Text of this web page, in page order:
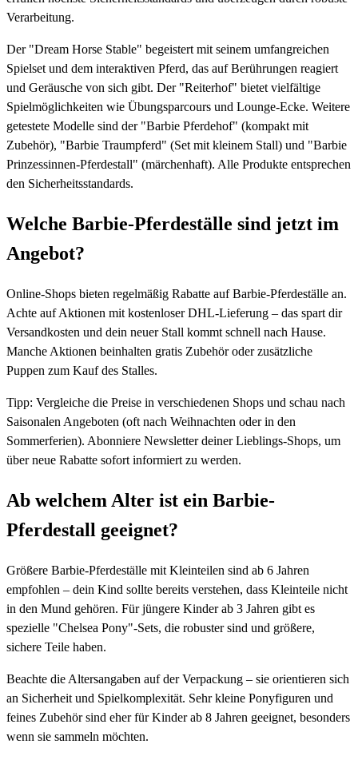
Verarbeitung.
Der "Dream Horse Stable" begeistert mit seinem umfangreichen
Spielset und dem interaktiven Pferd, das auf Berührungen reagiert
und Geräusche von sich gibt. Der "Reiterhof" bietet vielfältige
Spielmöglichkeiten wie Übungsparcours und Lounge-Ecke. Weitere
getestete Modelle sind der "Barbie Pferdehof" (kompakt mit
Zubehör), "Barbie Traumpferd" (Set mit kleinem Stall) und "Barbie
Prinzessinnen-Pferdestall" (märchenhaft). Alle Produkte entsprechen
den Sicherheitsstandards.
Welche Barbie-Pferdeställe sind jetzt im
Angebot?
Online-Shops bieten regelmäßig Rabatte auf Barbie-Pferdeställe an.
Achte auf Aktionen mit kostenloser DHL-Lieferung – das spart dir
Versandkosten und dein neuer Stall kommt schnell nach Hause.
Manche Aktionen beinhalten gratis Zubehör oder zusätzliche
Puppen zum Kauf des Stalles.
Tipp: Vergleiche die Preise in verschiedenen Shops und schau nach
Saisonalen Angeboten (oft nach Weihnachten oder in den
Sommerferien). Abonniere Newsletter deiner Lieblings-Shops, um
über neue Rabatte sofort informiert zu werden.
Ab welchem Alter ist ein Barbie-
Pferdestall geeignet?
Größere Barbie-Pferdeställe mit Kleinteilen sind ab 6 Jahren
empfohlen – dein Kind sollte bereits verstehen, dass Kleinteile nicht
in den Mund gehören. Für jüngere Kinder ab 3 Jahren gibt es
spezielle "Chelsea Pony"-Sets, die robuster sind und größere,
sichere Teile haben.
Beachte die Altersangaben auf der Verpackung – sie orientieren sich
an Sicherheit und Spielkomplexität. Sehr kleine Ponyfiguren und
feines Zubehör sind eher für Kinder ab 8 Jahren geeignet, besonders
wenn sie sammeln möchten.